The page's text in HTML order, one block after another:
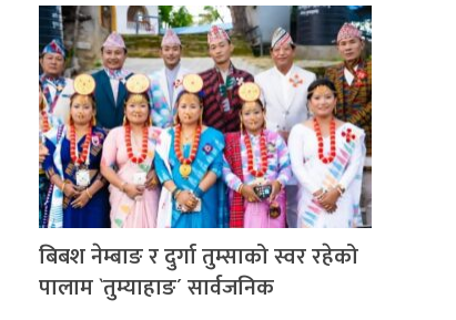
बिबश नेम्बाङ र दुर्गा तुम्साको स्वर रहेको
पालाम `तुम्याहाङ´ सार्वजनिक